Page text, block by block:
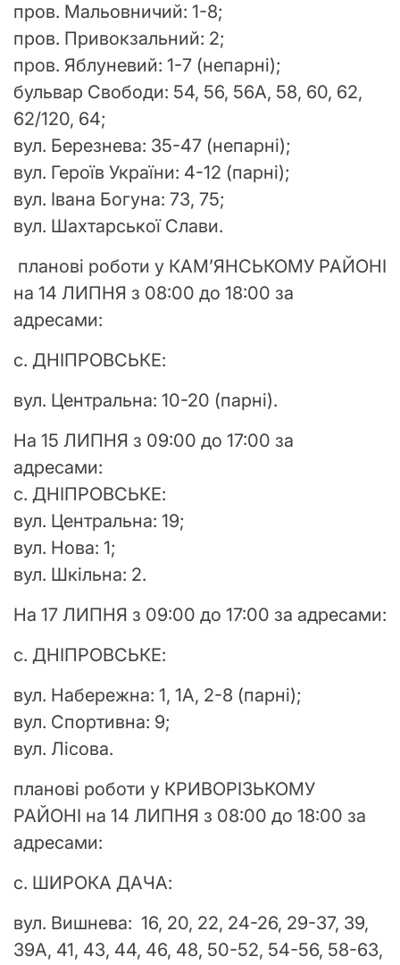
пров. Мальовничий: 1-8;
пров. Привокзальний: 2;
пров. Яблуневий: 1-7 (непарні);
бульвар Свободи: 54, 56, 56А, 58, 60, 62,
62/120, 64;
вул. Березнева: 35-47 (непарні);
вул. Героїв України: 4-12 (парні);
вул. Івана Богуна: 73, 75;
вул. Шахтарської Слави.
планові роботи у КАМ’ЯНСЬКОМУ РАЙОНІ
на 14 ЛИПНЯ з 08:00 до 18:00 за
адресами:
с. ДНІПРОВСЬКЕ:
вул. Центральна: 10-20 (парні).
На 15 ЛИПНЯ з 09:00 до 17:00 за
адресами:
с. ДНІПРОВСЬКЕ:
вул. Центральна: 19;
вул. Нова: 1;
вул. Шкільна: 2.
На 17 ЛИПНЯ з 09:00 до 17:00 за адресами:
с. ДНІПРОВСЬКЕ:
вул. Набережна: 1, 1А, 2-8 (парні);
вул. Спортивна: 9;
вул. Лісова.
планові роботи у КРИВОРІЗЬКОМУ
РАЙОНІ на 14 ЛИПНЯ з 08:00 до 18:00 за
адресами:
с. ШИРОКА ДАЧА:
вул. Вишнева: 16, 20, 22, 24-26, 29-37, 39,
39А, 41, 43, 44, 46, 48, 50-52, 54-56, 58-63,